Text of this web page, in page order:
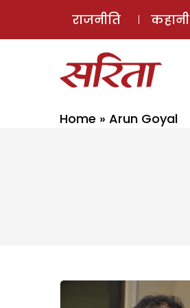
राजनीति कहानी
Home » Arun Goyal